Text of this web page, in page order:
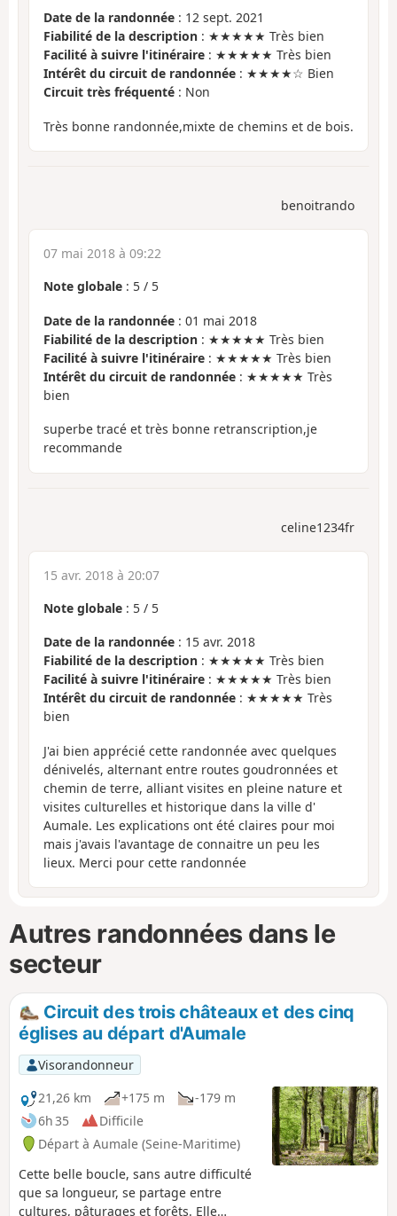
Date de la randonnée : 12 sept. 2021
Fiabilité de la description : ★★★★★ Très bien
Facilité à suivre l'itinéraire : ★★★★★ Très bien
Intérêt du circuit de randonnée : ★★★★☆ Bien
Circuit très fréquenté : Non
Très bonne randonnée,mixte de chemins et de bois.
benoitrando
07 mai 2018 à 09:22
Note globale : 5 / 5
Date de la randonnée : 01 mai 2018
Fiabilité de la description : ★★★★★ Très bien
Facilité à suivre l'itinéraire : ★★★★★ Très bien
Intérêt du circuit de randonnée : ★★★★★ Très
bien
superbe tracé et très bonne retranscription,je
recommande
celine1234fr
15 avr. 2018 à 20:07
Note globale : 5 / 5
Date de la randonnée : 15 avr. 2018
Fiabilité de la description : ★★★★★ Très bien
Facilité à suivre l'itinéraire : ★★★★★ Très bien
Intérêt du circuit de randonnée : ★★★★★ Très
bien
J'ai bien apprécié cette randonnée avec quelques
dénivelés, alternant entre routes goudronnées et
chemin de terre, alliant visites en pleine nature et
visites culturelles et historique dans la ville d'
Aumale. Les explications ont été claires pour moi
mais j'avais l'avantage de connaitre un peu les
lieux. Merci pour cette randonnée
Autres randonnées dans le
secteur
Circuit des trois châteaux et des cinq
églises au départ d'Aumale
Visorandonneur
21,26 km
+175 m
-179 m
6h 35
Difficile
Départ à Aumale (Seine-Maritime)
Cette belle boucle, sans autre difficulté
que sa longueur, se partage entre
cultures, pâturages et forêts. Elle